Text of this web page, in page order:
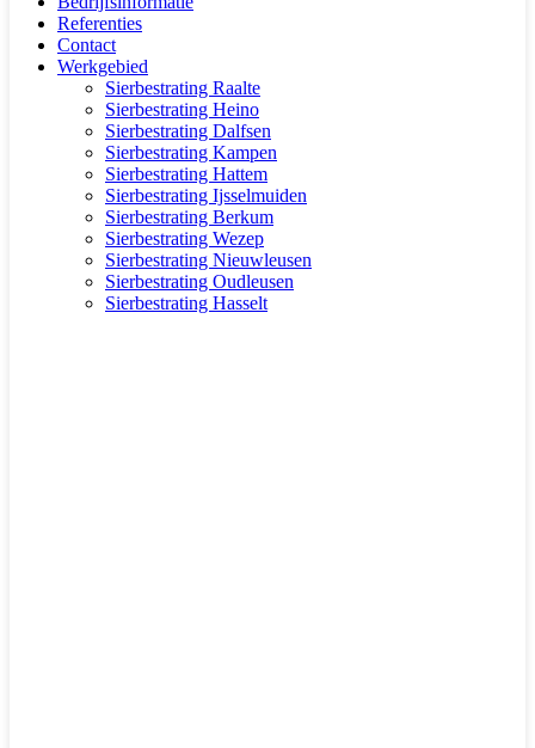
Referenties
Contact
Werkgebied
Sierbestrating Raalte
Sierbestrating Heino
Sierbestrating Dalfsen
Sierbestrating Kampen
Sierbestrating Hattem
Sierbestrating Ijsselmuiden
Sierbestrating Berkum
Sierbestrating Wezep
Sierbestrating Nieuwleusen
Sierbestrating Oudleusen
Sierbestrating Hasselt